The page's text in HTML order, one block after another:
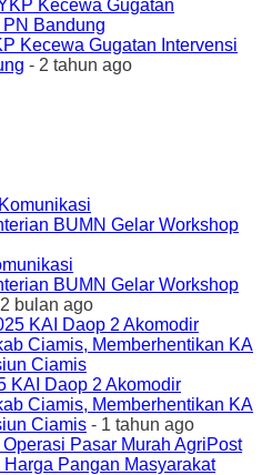
Kecewa Gugatan Intervensi
- 2 tahun ago
BUMN Gelar Workshop
bulan ago
KAI Daop 2 Akomodir
Ciamis, Memberhentikan KA
Ciamis - 1 tahun ago